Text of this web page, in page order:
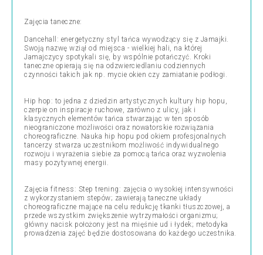
Zajęcia taneczne:
Dancehall: energetyczny styl tańca wywodzący się z Jamajki.
Swoją nazwę wziął od miejsca - wielkiej hali, na której
Jamajczycy spotykali się, by wspólnie potańczyć. Kroki
taneczne opierają się na odzwierciedlaniu codziennych
czynności takich jak np. mycie okien czy zamiatanie podłogi.
Hip hop: to jedna z dziedzin artystycznych kultury hip hopu,
czerpie on inspiracje ruchowe, zarówno z ulicy, jak i
klasycznych elementów tańca stwarzając w ten sposób
nieograniczone możliwości oraz nowatorskie rozwiązania
choreograficzne. Nauka hip hopu pod okiem profesjonalnych
tancerzy stwarza uczestnikom możliwość indywidualnego
rozwoju i wyrażenia siebie za pomocą tańca oraz wyzwolenia
masy pozytywnej energii.
Zajęcia fitness: Step trening: zajęcia o wysokiej intensywności
z wykorzystaniem stepów; zawierają taneczne układy
choreograficzne mające na celu redukcję tkanki tłuszczowej, a
przede wszystkim zwiększenie wytrzymałości organizmu;
główny nacisk położony jest na mięśnie ud i łydek; metodyka
prowadzenia zajęć będzie dostosowana do każdego uczestnika.